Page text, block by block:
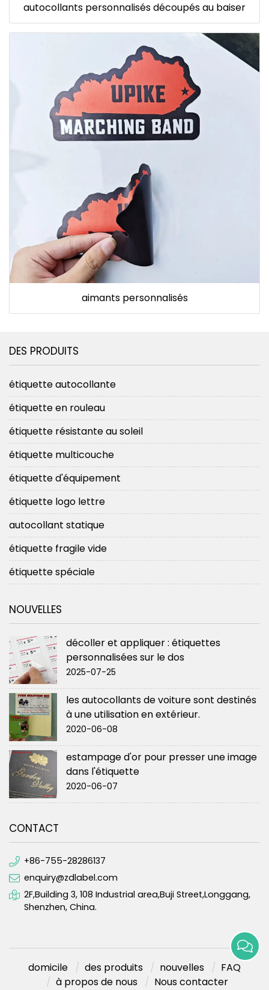
autocollants personnalisés découpés au baiser
aimants personnalisés
DES PRODUITS
étiquette autocollante
étiquette en rouleau
étiquette résistante au soleil
étiquette multicouche
étiquette d'équipement
étiquette logo lettre
autocollant statique
étiquette fragile vide
étiquette spéciale
NOUVELLES
décoller et appliquer : étiquettes
personnalisées sur le dos
2025-07-25
les autocollants de voiture sont destinés
à une utilisation en extérieur.
2020-06-08
estampage d'or pour presser une image
dans l'étiquette
2020-06-07
CONTACT
+86-755-28286137
enquiry@zdlabel.com
2F,Building 3, 108 Industrial area,Buji Street,Longgang,
Shenzhen, China.
domicile des produits nouvelles
FAQ
à propos de nous
Nous contacter